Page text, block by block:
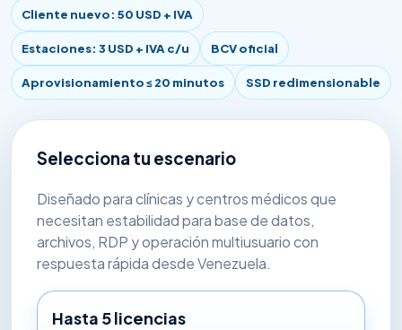
Cliente nuevo: 50 USD + IVA
Estaciones: 3 USD + IVA c/u BCV oficial
Aprovisionamiento ≤ 20 minutos SSD redimensionable
Selecciona tu escenario
Diseñado para clínicas y centros médicos que
necesitan estabilidad para base de datos,
archivos, RDP y operación multiusuario con
respuesta rápida desde Venezuela.
Hasta 5 licencias